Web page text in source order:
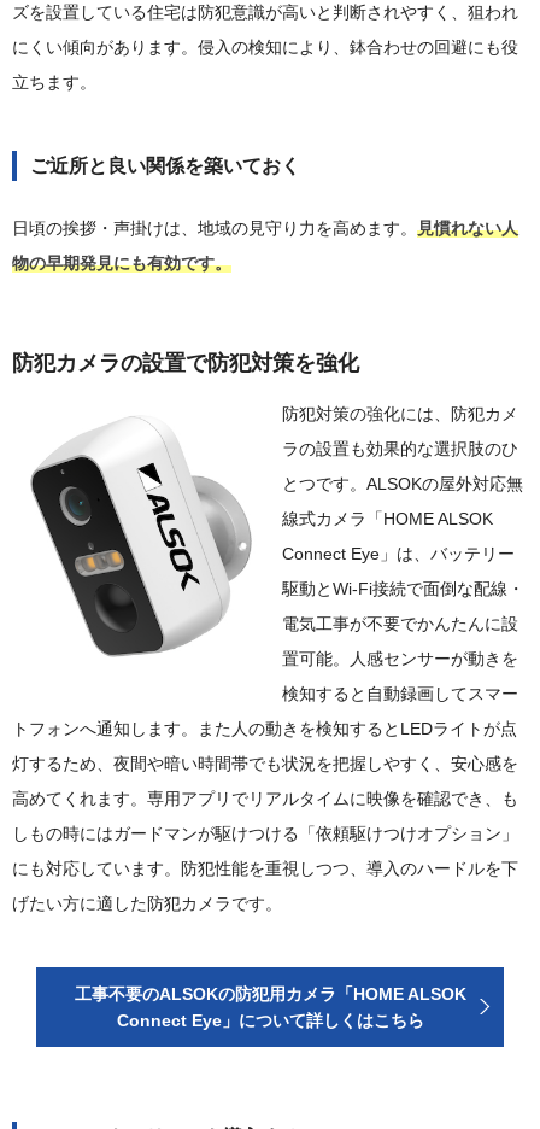
ズを設置している住宅は防犯意識が高いと判断されやすく、狙われ
にくい傾向があります。侵入の検知により、鉢合わせの回避にも役
立ちます。
ご近所と良い関係を築いておく
日頃の挨拶・声掛けは、地域の見守り力を高めます。 見慣れない人
物の早期発見にも有効です。
防犯カメラの設置で防犯対策を強化
防犯対策の強化には、防犯カメ
ラの設置も効果的な選択肢のひ
とつです。ALSOKの屋外対応無
線式カメラ「HOME ALSOK
Connect Eye」は、バッテリー
駆動とWi-Fi接続で面倒な配線・
電気工事が不要でかんたんに設
置可能。人感センサーが動きを
検知すると自動録画してスマー
トフォンへ通知します。また人の動きを検知するとLEDライトが点
灯するため、夜間や暗い時間帯でも状況を把握しやすく、安心感を
高めてくれます。専用アプリでリアルタイムに映像を確認でき、も
しもの時にはガードマンが駆けつける「依頼駆けつけオプション」
にも対応しています。防犯性能を重視しつつ、導入のハードルを下
げたい方に適した防犯カメラです。
工事不要のALSOKの防犯用カメラ「HOME ALSOK
Connect Eye」 について詳しくはこちら